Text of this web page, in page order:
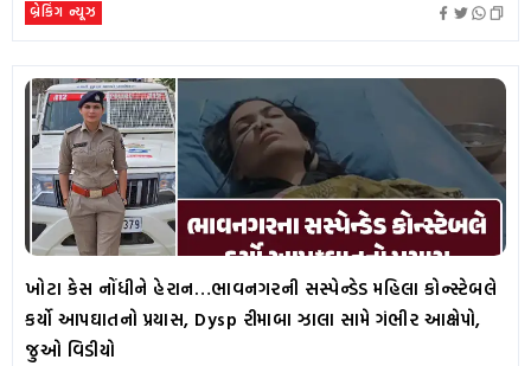
બ્રેકિંગ ન્યૂઝ
ખોટા કેસ નોંધીને હેરાન…ભાવનગરની સસ્પેન્ડેડ મહિલા કોન્સ્ટેબલે
કર્યો આપઘાતનો પ્રયાસ, Dysp રીમાબા ઝાલા સામે ગંભીર આક્ષેપો,
જુઓ વિડીયો